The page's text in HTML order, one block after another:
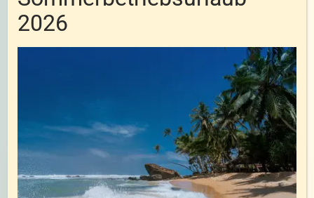
Besuch uns in Wampersdorf
Kontakt:
2026